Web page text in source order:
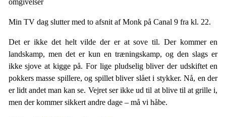
omgivelser
Min TV dag slutter med to afsnit af Monk på Canal 9 fra kl. 22.
Det er ikke det helt vilde der er at sove til. Der kommer en
landskamp, men det er kun en træningskamp, og den slags er
ikke sjove at kigge på. For lige pludselig bliver der udskiftet en
pokkers masse spillere, og spillet bliver slået i stykker. Nå, en der
er lidt andet man kan se. Vejret ser ikke ud til at blive til at grille i,
men der kommer sikkert andre dage – må vi håbe.